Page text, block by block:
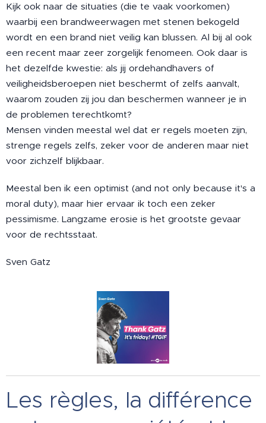
Kijk ook naar de situaties (die te vaak voorkomen)
waarbij een brandweerwagen met stenen bekogeld
wordt en een brand niet veilig kan blussen. Al bij al ook
een recent maar zeer zorgelijk fenomeen. Ook daar is
het dezelfde kwestie: als jij ordehandhavers of
veiligheidsberoepen niet beschermt of zelfs aanvalt,
waarom zouden zij jou dan beschermen wanneer je in
de problemen terechtkomt?
Mensen vinden meestal wel dat er regels moeten zijn,
strenge regels zelfs, zeker voor de anderen maar niet
voor zichzelf blijkbaar.
Meestal ben ik een optimist (and not only because it's a
moral duty), maar hier ervaar ik toch een zeker
pessimisme. Langzame erosie is het grootste gevaar
voor de rechtsstaat.
Sven Gatz
Les règles, la différence